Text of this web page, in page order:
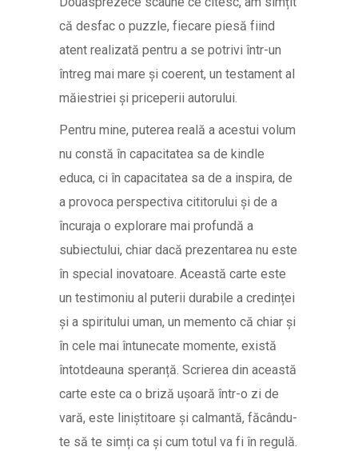
că desfac o puzzle, fiecare piesă fiind
atent realizată pentru a se potrivi într-un
întreg mai mare și coerent, un testament al
măiestriei și priceperii autorului.
Pentru mine, puterea reală a acestui volum
nu constă în capacitatea sa de kindle
educa, ci în capacitatea sa de a inspira, de
a provoca perspectiva cititorului și de a
încuraja o explorare mai profundă a
subiectului, chiar dacă prezentarea nu este
în special inovatoare. Această carte este
un testimoniu al puterii durabile a credinței
și a spiritului uman, un memento că chiar și
în cele mai întunecate momente, există
întotdeauna speranță. Scrierea din această
carte este ca o briză ușoară într-o zi de
vară, este liniștitoare și calmantă, făcându-
te să te simți ca și cum totul va fi în regulă.